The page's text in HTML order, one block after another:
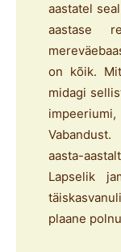
aastatel
aastase
on kõik.
midagi
aasta-
Lapselik
plaane